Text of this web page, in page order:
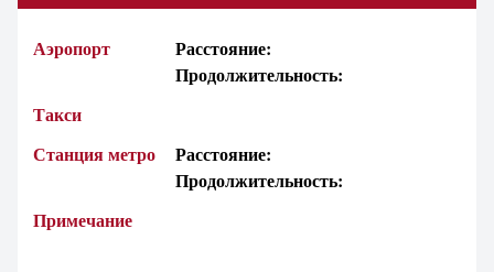
Аэропорт
Расстояние:
Продолжительность:
Такси
Станция метро
Расстояние:
Продолжительность:
Примечание